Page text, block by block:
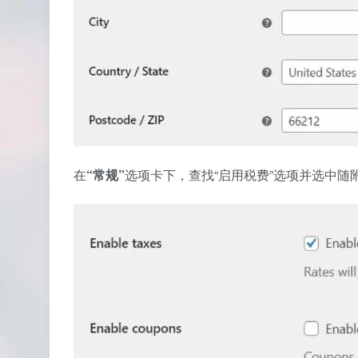
在“常规”选项卡下，查找“启用税费”选项并选中随